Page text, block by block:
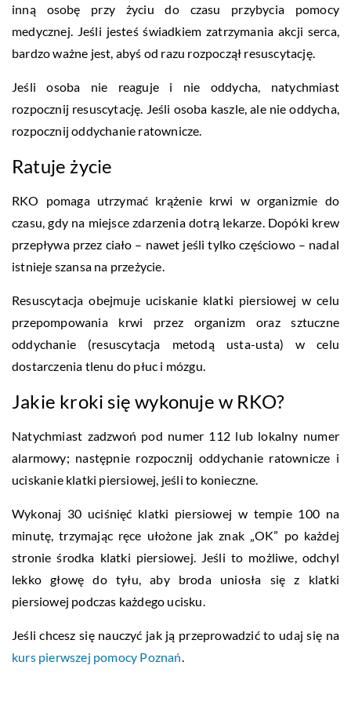
inną osobę przy życiu do czasu przybycia pomocy
medycznej. Jeśli jesteś świadkiem zatrzymania akcji serca,
bardzo ważne jest, abyś od razu rozpoczął resuscytację.
Jeśli osoba nie reaguje i nie oddycha, natychmiast
rozpocznij resuscytację. Jeśli osoba kaszle, ale nie oddycha,
rozpocznij oddychanie ratownicze.
Ratuje życie
RKO pomaga utrzymać krążenie krwi w organizmie do
czasu, gdy na miejsce zdarzenia dotrą lekarze. Dopóki krew
przepływa przez ciało – nawet jeśli tylko częściowo – nadal
istnieje szansa na przeżycie.
Resuscytacja obejmuje uciskanie klatki piersiowej w celu
przepompowania krwi przez organizm oraz sztuczne
oddychanie (resuscytacja metodą usta-usta) w celu
dostarczenia tlenu do płuc i mózgu.
Jakie kroki się wykonuje w RKO?
Natychmiast zadzwoń pod numer 112 lub lokalny numer
alarmowy; następnie rozpocznij oddychanie ratownicze i
uciskanie klatki piersiowej, jeśli to konieczne.
Wykonaj 30 uciśnięć klatki piersiowej w tempie 100 na
minutę, trzymając ręce ułożone jak znak „OK” po każdej
stronie środka klatki piersiowej. Jeśli to możliwe, odchyl
lekko głowę do tyłu, aby broda uniosła się z klatki
piersiowej podczas każdego ucisku.
Jeśli chcesz się nauczyć jak ją przeprowadzić to udaj się na
kurs pierwszej pomocy Poznań